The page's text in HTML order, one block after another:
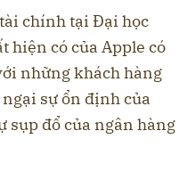
chính tại Đại học
hiện có của Apple có
những khách hàng
sự ổn định của
sụp đổ của ngân hàng